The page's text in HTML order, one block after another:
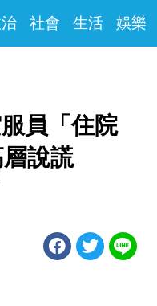
社會 生活 娛樂
員「住院
層說謊